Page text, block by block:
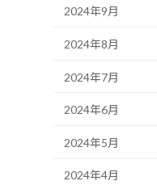
2024年9月
2024年8月
2024年7月
2024年6月
2024年5月
2024年4月